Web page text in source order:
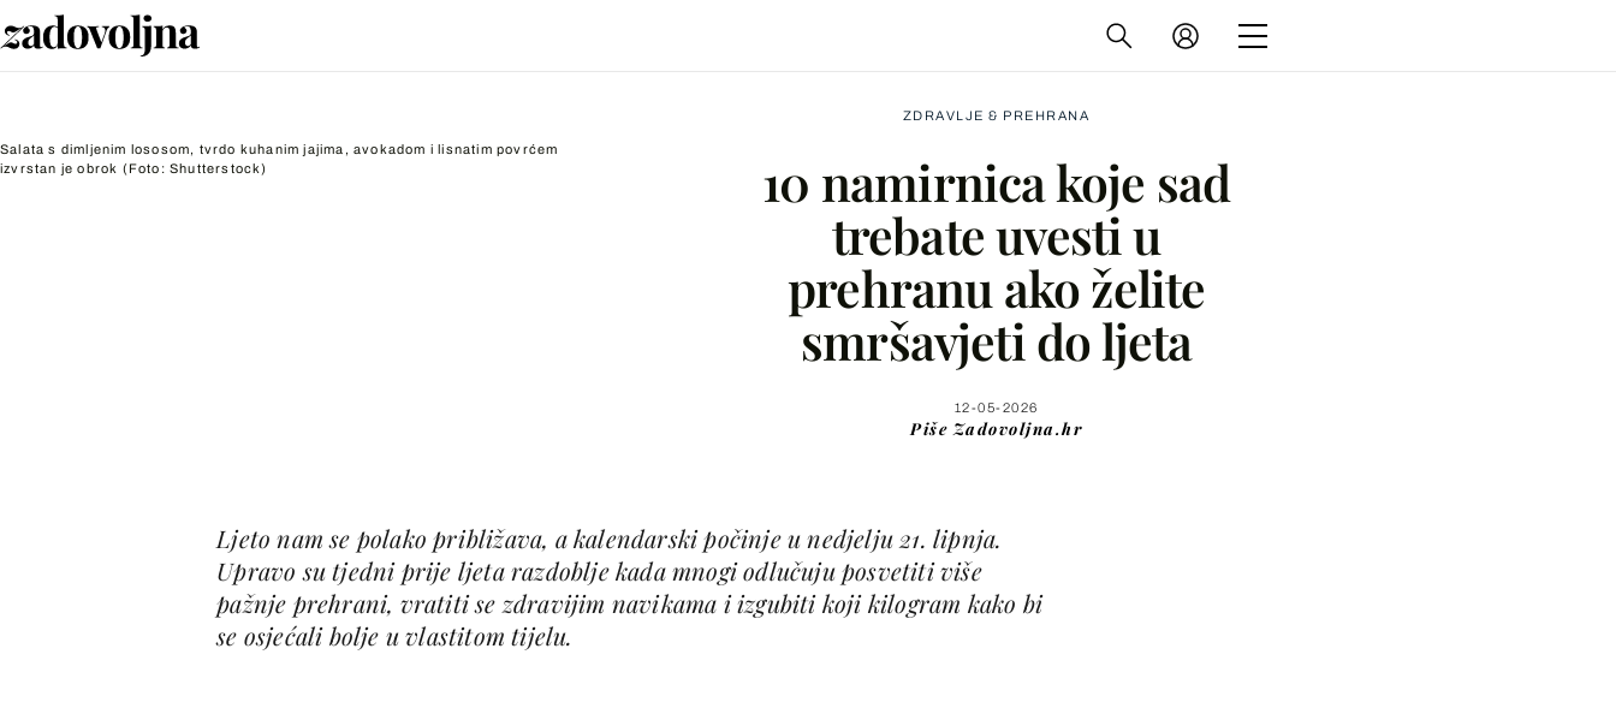
Salata s dimljenim lososom, tvrdo kuhanim jajima, avokadom i lisnatim povrćem
izvrstan je obrok (Foto: Shutterstock)
ZDRAVLJE & PREHRANA
10 namirnica koje sad
trebate uvesti u
prehranu ako želite
smršavjeti do ljeta
12-05-2026
Piše Zadovoljna.hr
Ljeto nam se polako približava, a kalendarski počinje u nedjelju 21. lipnja.
Upravo su tjedni prije ljeta razdoblje kada mnogi odlučuju posvetiti više
pažnje prehrani, vratiti se zdravijim navikama i izgubiti koji kilogram kako bi
se osjećali bolje u vlastitom tijelu.
Facebook